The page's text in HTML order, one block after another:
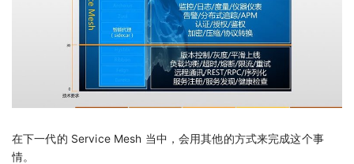
在下一代的 Service Mesh 当中，会用其他的方式来完成这个事
情。